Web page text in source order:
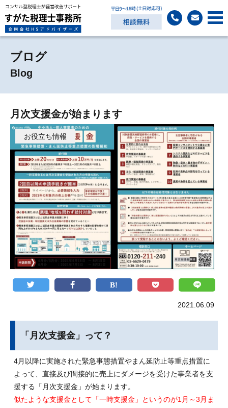
ブログ
Blog
月次支援金が始まります
お役立ち情報
2021.06.09
「月次支援金」って？
4月以降に実施された緊急事態措置やまん延防止等重点措置に
よって、直接及び間接的に売上にダメージを受けた事業者を支
援する「月次支援金」が始まります。
似たような支援金として「一時支援金」というのが1月～3月ま